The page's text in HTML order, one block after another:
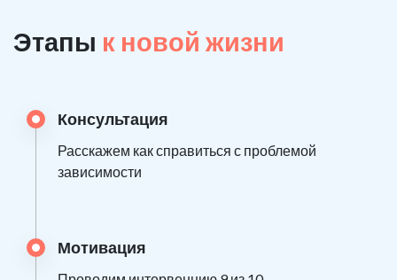
Этапы к новой жизни
Консультация
Расскажем как справиться с проблемой
зависимости
Мотивация